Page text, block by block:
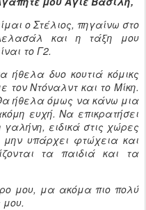
ο Στέλιος, πηγαίνω στο
και η τάξη μου
το Γ2.
ήθελα δυο κουτιά κόμικς
τον Ντόναλντ και το Μίκη.
ήθελα όμως να κάνω μια
ευχή. Να επικρατήσει
ειδικά στις χώρες
υπάρχει φτώχεια και
τα παιδιά και τα
μου, μα ακόμα πιο πολύ
μου.